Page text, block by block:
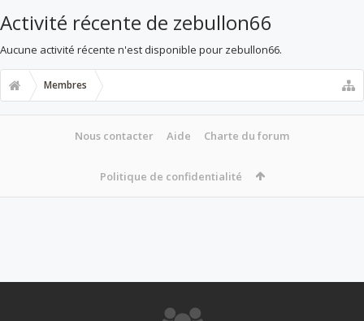
Activité récente de zebullon66
Aucune activité récente n'est disponible pour zebullon66.
Membres
Nous contacter Aide Charte du forum
Politique de confidentialité